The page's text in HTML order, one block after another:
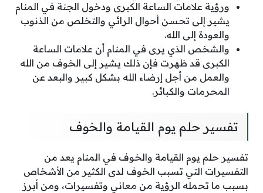
ورؤية علامات الساعة الكبرى ودخول الجنة في المنام
يشير إلى تحسن أحوال الرائي والتخلص من الذنوب
والعودة إلى الله.
والشخص الذي يرى في المنام أن علامات الساعة
الكبرى قد ظهرت فإن ذلك يشير إلى الخوف من الله
والعمل من أجل إرضاء الله بشكل كبير والبعد عن
المحرمات والكبائر.
تفسير حلم يوم القيامة والخوف
تفسير حلم يوم القيامة والخوف في المنام يعد من
التفسيرات التي تسبب الخوف لدى الكثير من الأشخاص
بسبب ما تحمله الرؤية من معاني وتفسيرات، ومن أبرز